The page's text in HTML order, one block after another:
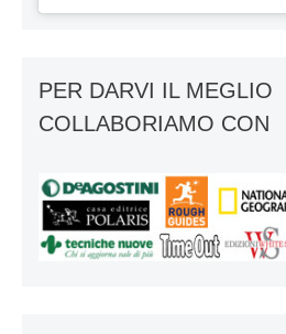
PER DARVI IL MEGLIO
COLLABORIAMO CON